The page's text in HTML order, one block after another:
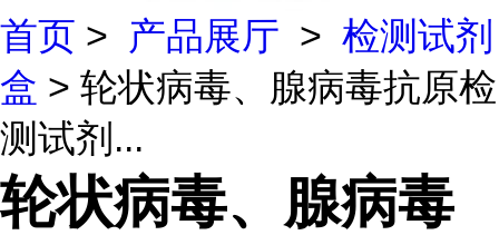
首页 > 产品展厅 > 检测试剂
盒 > 轮状病毒、腺病毒抗原检
测试剂...
轮状病毒、腺病毒